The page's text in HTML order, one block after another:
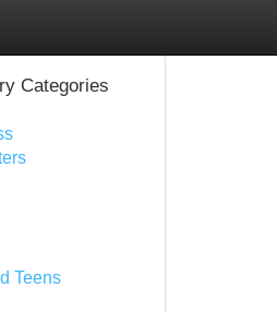
Categories
Teens